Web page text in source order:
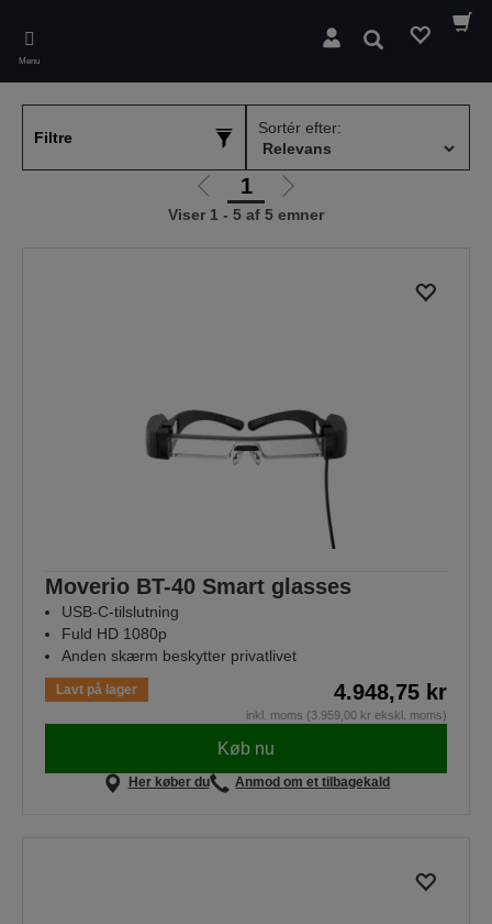
main
content
Menu
Søg
Filtre
Sortér efter:
Gå
til
1
Gå
til
Viser 1 - 5 af 5 emner
Moverio BT-40 Smart glasses
USB-C-tilslutning
Fuld HD 1080p
Anden skærm beskytter privatlivet
Lavt på lager 4.948,75 kr
inkl. moms (3.959,00 kr ekskl. moms)
Køb nu
Her køber du Anmod om et tilbagekald